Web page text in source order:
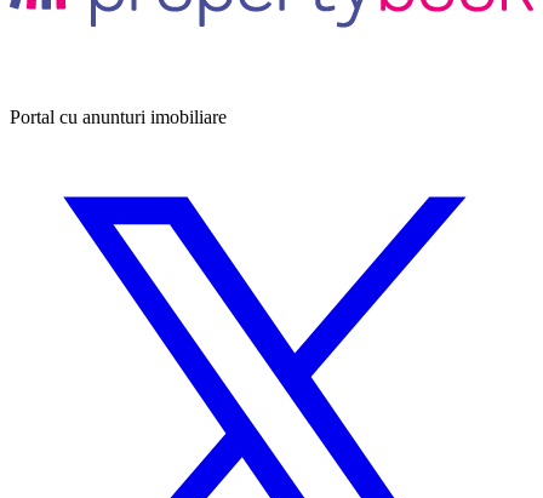
Portal cu anunturi imobiliare